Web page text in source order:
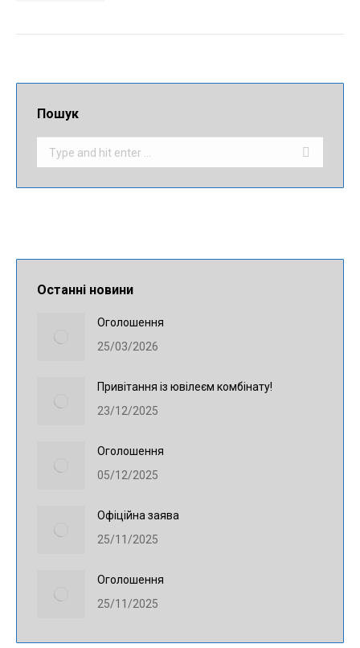
Пошук
Search:
Останні новини
Оголошення
25/03/2026
Привітання із ювілеєм комбінату!
23/12/2025
Оголошення
05/12/2025
Офіційна заява
25/11/2025
Оголошення
25/11/2025